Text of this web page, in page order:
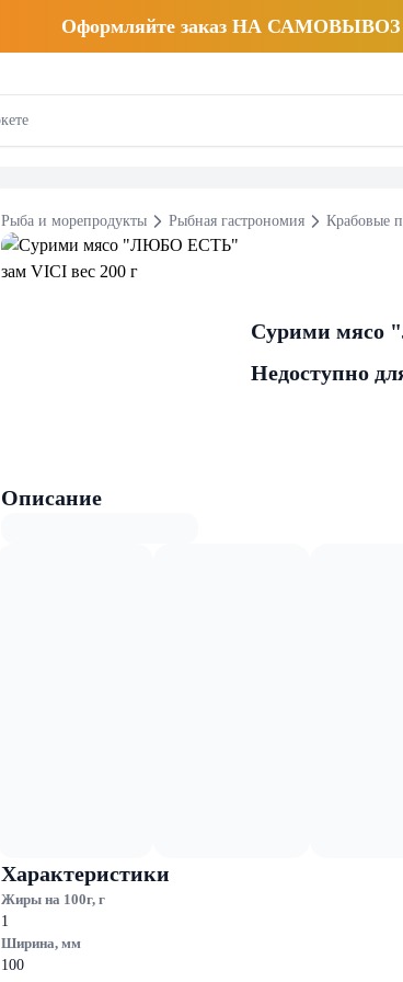
Оформляйте заказ НА САМОВЫВОЗ
Рыба и морепродукты Рыбная гастрономия Крабовые
Сурими мясо
Недоступно
Описание
Характеристики
Жиры на 100г, г
1
Ширина, мм
100